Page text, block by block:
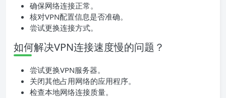
确保网络连接正常。
核对VPN配置信息是否准确。
尝试更换连接方式。
如何解决VPN连接速度慢的问题？
尝试更换VPN服务器。
关闭其他占用网络的应用程序。
检查本地网络连接质量。